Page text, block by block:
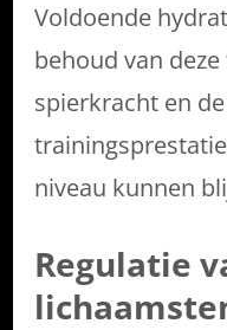
Voldoende
behoud van
spierkracht en
niveau kunnen
Regulatie